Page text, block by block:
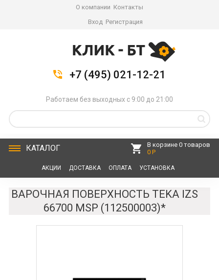
О компании Контакты
Вход Регистрация
+7 (495) 021-12-21
Работаем без выходных с 9:00 до 21:00
КАТАЛОГ
В корзине 0 товаров
0 Р
АКЦИИ ДОСТАВКА ОПЛАТА УСТАНОВКА
ВАРОЧНАЯ ПОВЕРХНОСТЬ TEKA IZS
66700 MSP (112500003)*